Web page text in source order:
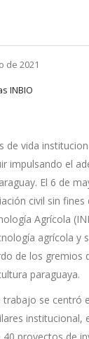
de 2021
INBIO
de vida
impulsando el
El 6 de
civil sin
Agrícola
agrícola y
de los gremios
paraguaya.
se centró
institucional,